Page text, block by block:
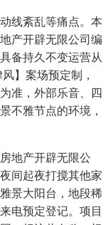
线紊乱等痛点。本
产开辟无限公司编
备持久不变运营从
】案场预定制，
准，外部乐音、四
不雅节点的环境，
地产开辟无限公
间起夜打搅其他家
景大阳台，地段稀
电预定登记。项目